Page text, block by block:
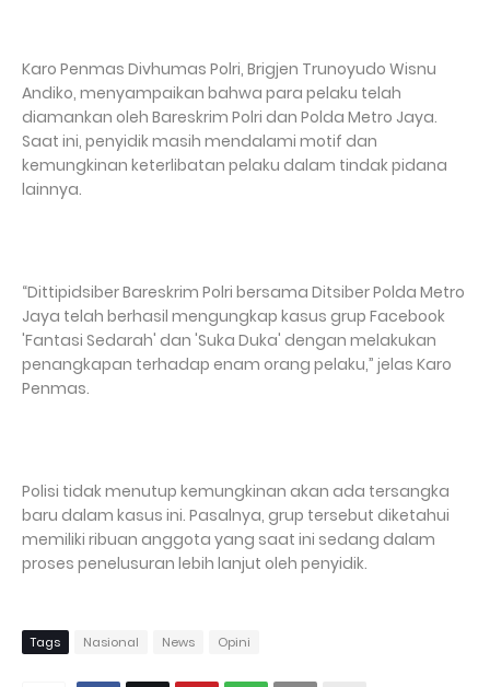
Karo Penmas Divhumas Polri, Brigjen Trunoyudo Wisnu
Andiko, menyampaikan bahwa para pelaku telah
diamankan oleh Bareskrim Polri dan Polda Metro Jaya.
Saat ini, penyidik masih mendalami motif dan
kemungkinan keterlibatan pelaku dalam tindak pidana
lainnya.
“Dittipidsiber Bareskrim Polri bersama Ditsiber Polda Metro
Jaya telah berhasil mengungkap kasus grup Facebook
'Fantasi Sedarah' dan 'Suka Duka' dengan melakukan
penangkapan terhadap enam orang pelaku,” jelas Karo
Penmas.
Polisi tidak menutup kemungkinan akan ada tersangka
baru dalam kasus ini. Pasalnya, grup tersebut diketahui
memiliki ribuan anggota yang saat ini sedang dalam
proses penelusuran lebih lanjut oleh penyidik.
Tags Nasional News Opini